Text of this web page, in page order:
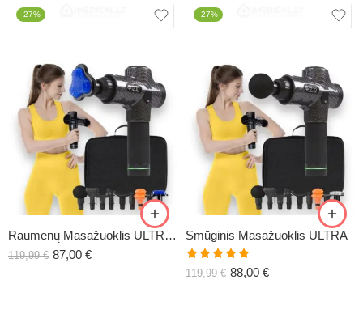
-27%
Raumenų Masažuoklis ULTRA-COLD
119,99€ 87,00 €
-27%
Smūginis Masažuoklis ULTRA
Įvertinimas:
119,99€ 88,00 €